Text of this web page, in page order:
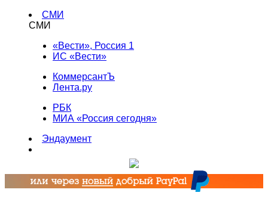
СМИ
СМИ
«Вести», Россия 1
ИС «Вести»
КоммерсантЪ
Лента.ру
РБК
МИА «Россия сегодня»
Эндаумент